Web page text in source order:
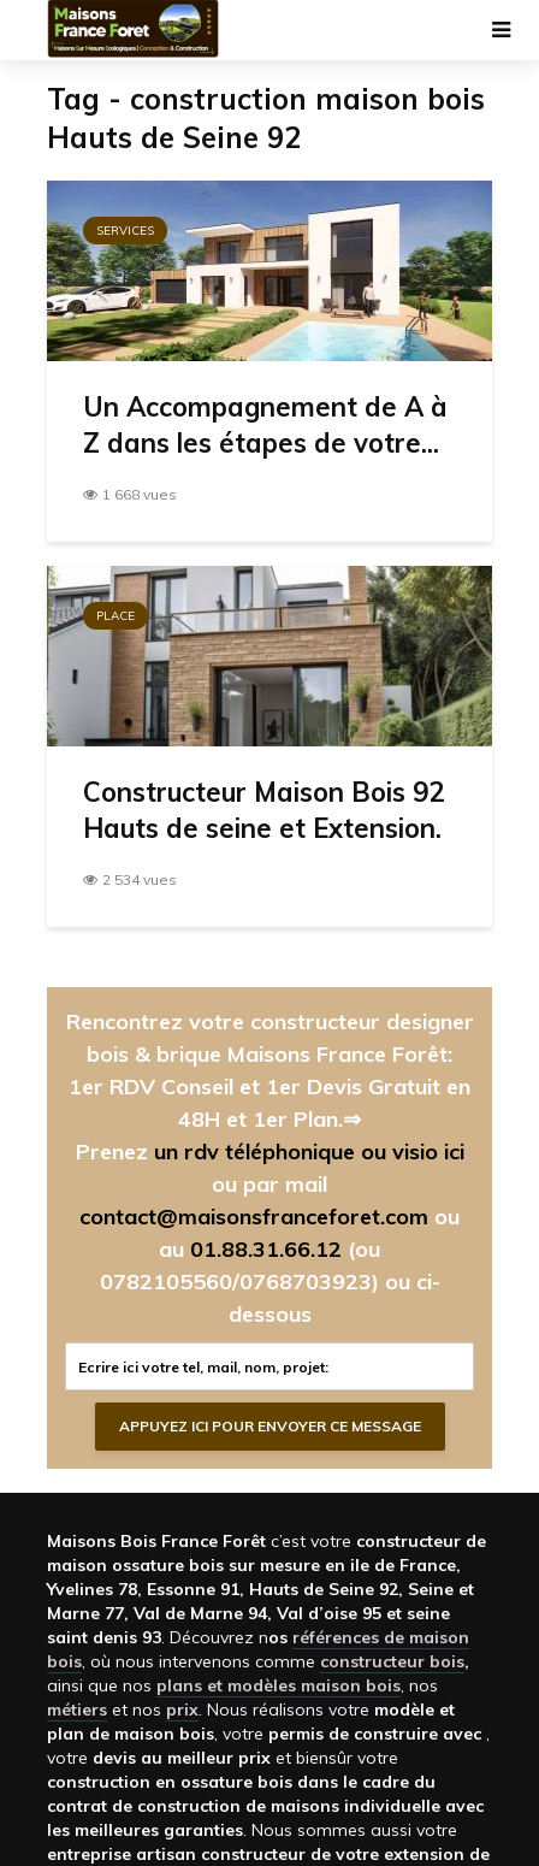
Tag - construction maison bois
Hauts de Seine 92
SERVICES
Un Accompagnement de A à
Z dans les étapes de votre...
1 668 vues
PLACE
Constructeur Maison Bois 92
Hauts de seine et Extension.
2 534 vues
Rencontrez votre constructeur designer
bois & brique Maisons France Forêt:
1er RDV Conseil et 1er Devis Gratuit en
48H et 1er Plan.⇒
Prenez un rdv téléphonique ou visio ici
ou par mail
contact@maisonsfranceforet.com ou
au 01.88.31.66.12 (ou
0782105560/0768703923) ou ci-
dessous
Maisons Bois France Forêt c’est votre constructeur de
maison ossature bois sur mesure en ile de France,
Yvelines 78, Essonne 91, Hauts de Seine 92, Seine et
Marne 77, Val de Marne 94, Val d’oise 95 et seine
saint denis 93. Découvrez nos références de maison
bois, où nous intervenons comme constructeur bois,
ainsi que nos plans et modèles maison bois, nos
métiers et nos prix. Nous réalisons votre modèle et
plan de maison bois, votre permis de construire avec ,
votre devis au meilleur prix et biensûr votre
construction en ossature bois dans le cadre du
contrat de construction de maisons individuelle avec
les meilleures garanties. Nous sommes aussi votre
entreprise artisan constructeur de votre extension de